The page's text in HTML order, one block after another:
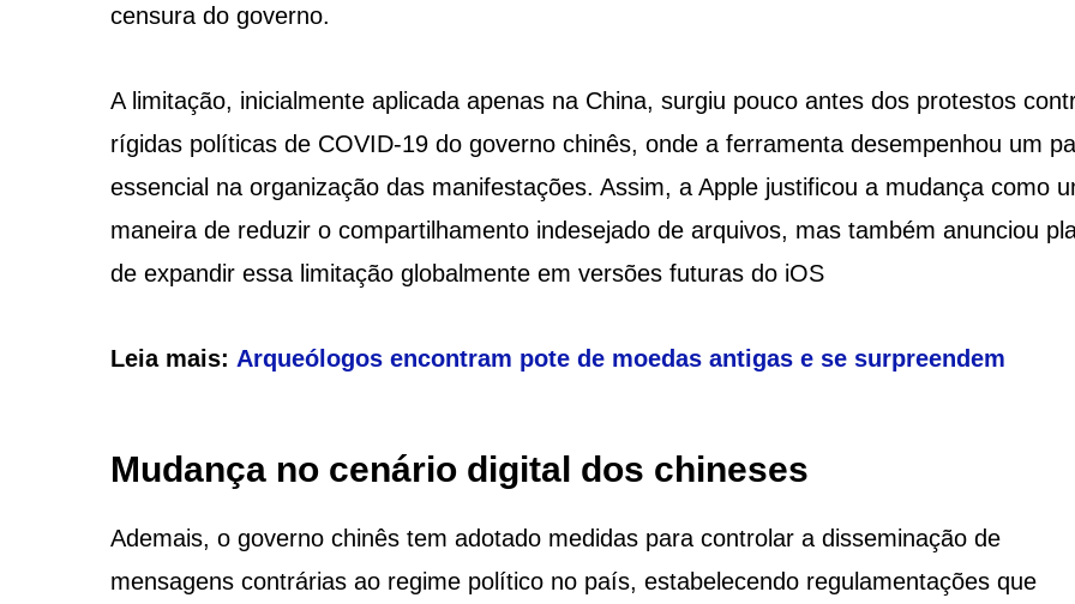
censura do governo.
A limitação, inicialmente aplicada apenas na China, surgiu pouco antes dos protestos
rígidas políticas de COVID-19 do governo chinês, onde a ferramenta desempenhou um
essencial na organização das manifestações. Assim, a Apple justificou a mudança como
maneira de reduzir o compartilhamento indesejado de arquivos, mas também anunciou
de expandir essa limitação globalmente em versões futuras do iOS​
Leia mais: Arqueólogos encontram pote de moedas antigas e se surpreendem
Mudança no cenário digital dos chineses
Ademais, o governo chinês tem adotado medidas para controlar a disseminação de
mensagens contrárias ao regime político no país, estabelecendo regulamentações que